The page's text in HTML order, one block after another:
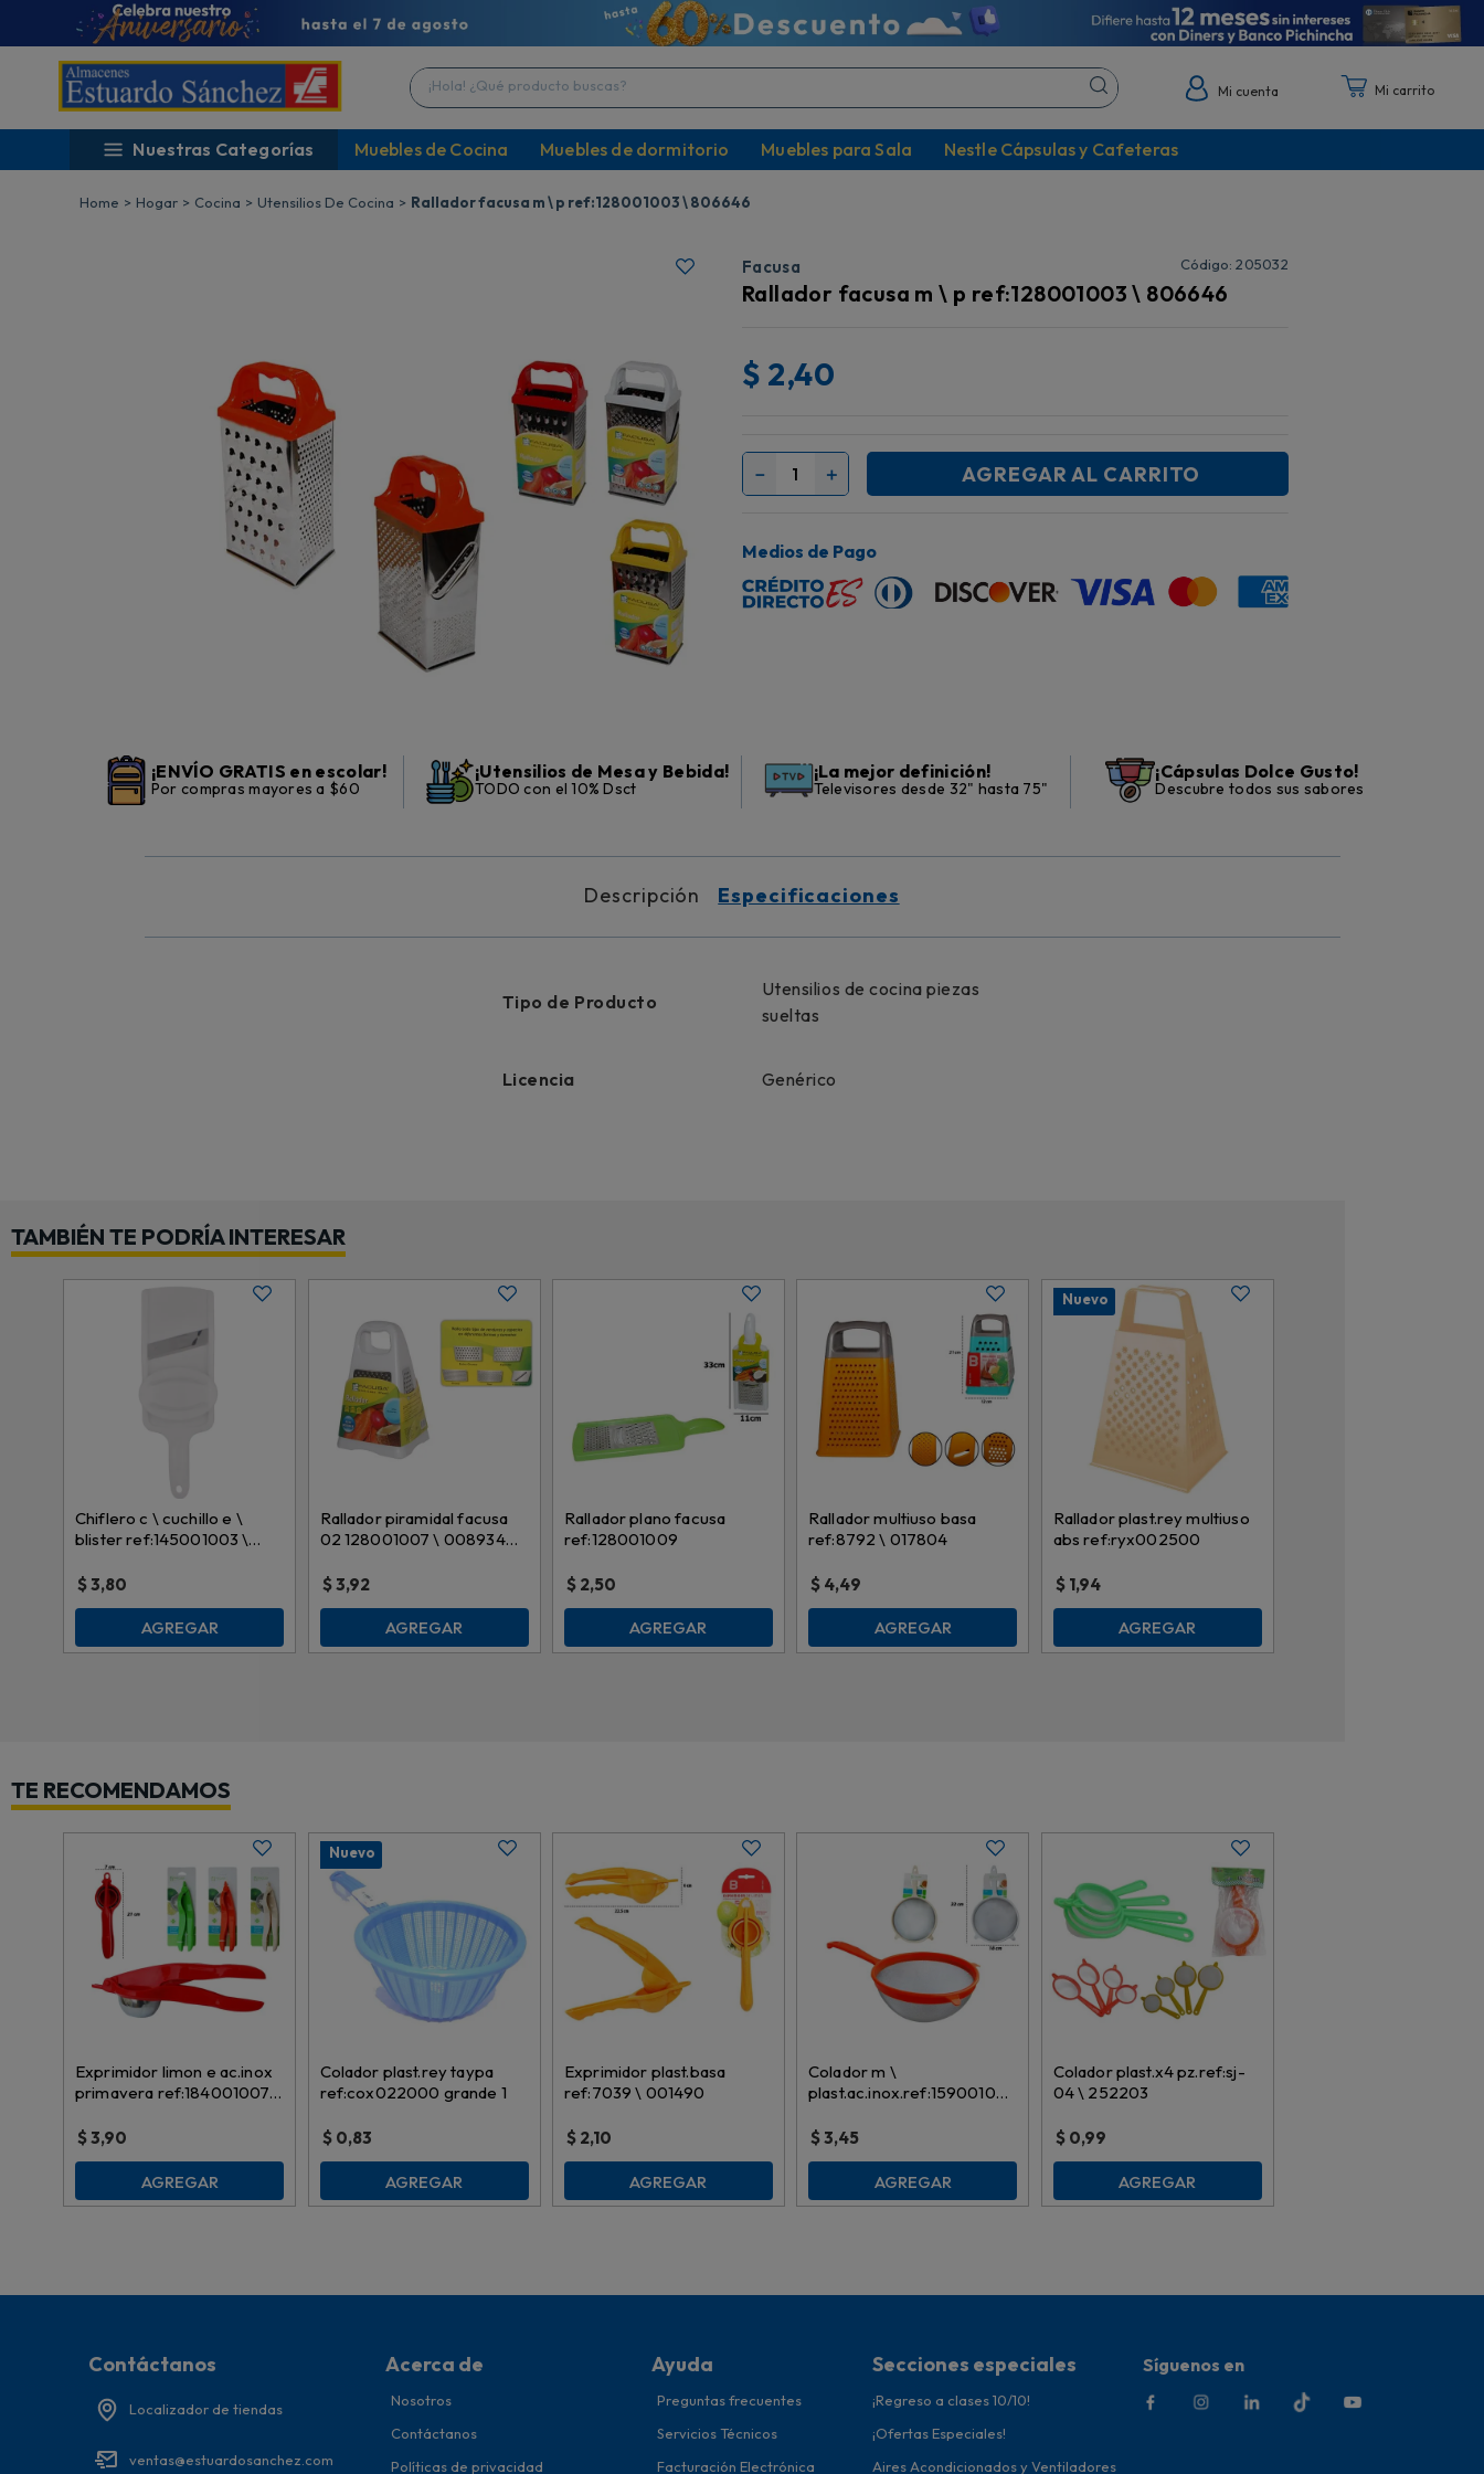
¡Hola! ¿Qué producto buscas?
Mi cuenta
Nuestras Categorías Muebles de Cocina Muebles de dormitorio Muebles para Sala Nestle Cápsulas y Cafeteras
Hogar Cocina Utensilios De Cocina Rallador facusa m \ p ref:128001003 \ 806646
Facusa : 205032
Rallador facusa m \ p ref:128001003 \ 806646
$ 2,40
＋
－ AGREGAR AL CARRITO
Medios de Pago
¡ENVÍO GRATIS en escolar!
Por compras mayores a $60
¡Utensilios de Mesa y Bebida!
TODO con el 10% Dsct
¡La mejor definición!
Televisores desde 32" hasta 75"
¡Cápsulas Dolce Gusto!
Descubre todos sus sabores
Descripción Especificaciones
Tipo de Producto
Utensilios de cocina piezas
sueltas
Licencia Genérico
TAMBIÉN TE PODRÍA INTERESAR
Chiflero c \ cuchillo e \
blister ref:145001003 \
$3,80
AGREGAR
Rallador piramidal facusa
02 128001007 \ 008934
$3,92
AGREGAR
Rallador plano facusa
ref:128001009
$ 2,50
AGREGAR
Rallador multiuso basa
ref:8792 \ 017804
$ 4,49
AGREGAR
Nuevo
Rallador plast.rey multiuso
abs ref:ryx002500
$ 1,94
AGREGAR
TE RECOMENDAMOS
Exprimidor limon e ac.inox
primavera ref:184001007 \
$3,90
AGREGAR
Nuevo
Colador plast.rey taypa
ref:cox022000 grande 1
$ 0,83
AGREGAR
Exprimidor plast.basa
ref:7039 \ 001490
$ 2,10
AGREGAR
Colador m \
plast.ac.inox.ref:159001003
$3,45
AGREGAR
Colador plast.x4 pz.ref:sj-
04 \ 252203
$ 0,99
AGREGAR
Contáctanos
Localizador de tiendas
ventas@estuardosanchez.com
Acerca de
Nosotros
Contáctanos
Políticas de privacidad
Ayuda
Preguntas frecuentes
Servicios Técnicos
Facturación Electrónica
Secciones especiales
¡Regreso a clases 10/10!
¡Ofertas Especiales!
Aires Acondicionados y Ventiladores
Síguenos en